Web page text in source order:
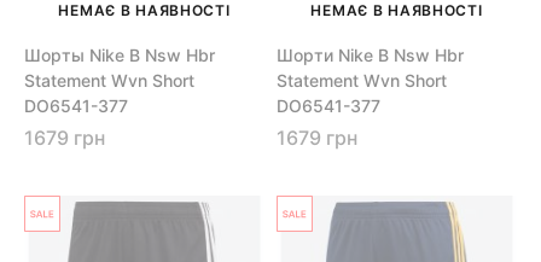
НЕМАЄ В НАЯВНОСТІ
Шорты Nike B Nsw Hbr
Statement Wvn Short
DO6541-377
1679 грн
НЕМАЄ В НАЯВНОСТІ
Шорти Nike B Nsw Hbr
Statement Wvn Short
DO6541-377
1679 грн